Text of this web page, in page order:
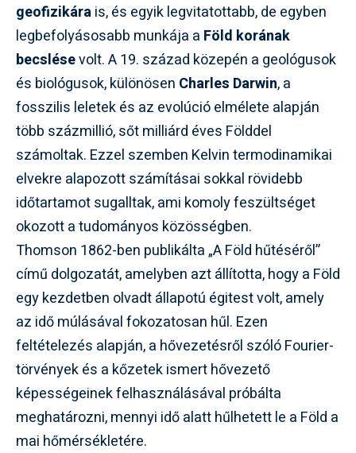
geofizikárais, és egyik legvitatottabb, de egyben
legbefolyásosabb munkája a Föld korának
becslésevolt. A 19. század közepén a geológusok
és biológusok, különösen Charles Darwin, a
fosszilis leletek és az evolúció elmélete alapján
több százmillió, sőt milliárd éves Földdel
számoltak. Ezzel szemben Kelvin termodinamikai
elvekre alapozott számításai sokkal rövidebb
időtartamot sugalltak, ami komoly feszültséget
okozott a tudományos közösségben.
Thomson 1862-ben publikálta „A Föld hűtéséről”
című dolgozatát, amelyben azt állította, hogy a Föld
egy kezdetben olvadt állapotú égitest volt, amely
az idő múlásával fokozatosan hűl. Ezen
feltételezés alapján, a hővezetésről szóló Fourier-
törvények és a kőzetek ismert hővezető
képességeinek felhasználásával próbálta
meghatározni, mennyi idő alatt hűlhetett le a Föld a
mai hőmérsékletére.